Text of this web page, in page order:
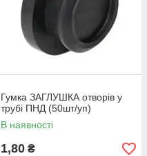
Гумка ЗАГЛУШКА отворів у
трубі ПНД (50шт/уп)
В наявності
1,80 ₴